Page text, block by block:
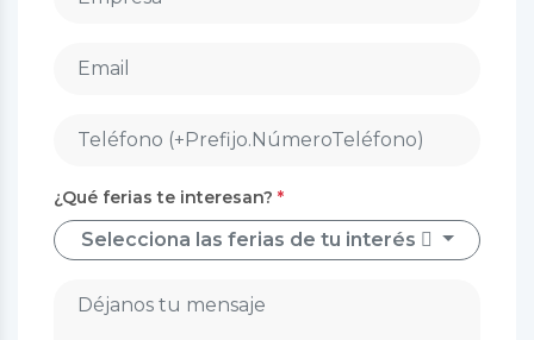
¿Qué ferias te interesan? *
Selecciona las ferias de tu interés